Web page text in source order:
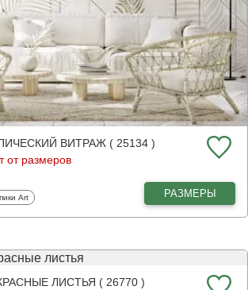
ВИТРАЖ ( 25134 )
от размеров
Art РАЗМЕРЫ
ЛИСТЬЯ ( 26770 )